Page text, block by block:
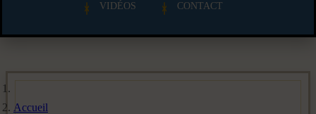
VIDÉOS CONTACT
Accueil